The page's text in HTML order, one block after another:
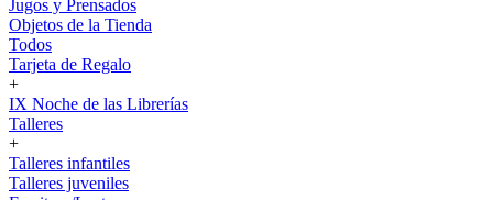
Jugos y Prensados
Objetos de la Tienda
Todos
Tarjeta de Regalo
+
IX Noche de las Librerías
Talleres
+
Talleres infantiles
Talleres juveniles